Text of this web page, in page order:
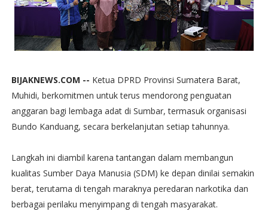
BIJAKNEWS.COM -- Ketua DPRD Provinsi Sumatera Barat,
Muhidi, berkomitmen untuk terus mendorong penguatan
anggaran bagi lembaga adat di Sumbar, termasuk organisasi
Bundo Kanduang, secara berkelanjutan setiap tahunnya.
Langkah ini diambil karena tantangan dalam membangun
kualitas Sumber Daya Manusia (SDM) ke depan dinilai semakin
berat, terutama di tengah maraknya peredaran narkotika dan
berbagai perilaku menyimpang di tengah masyarakat.